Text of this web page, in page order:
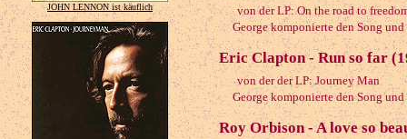
JOHN LENNON ist käuflich
von der LP: On the road to
George komponierte den Song und
Eric Clapton - Run so far
von der der LP: Journey Man
George komponierte den Song und
Roy Orbison - A love so